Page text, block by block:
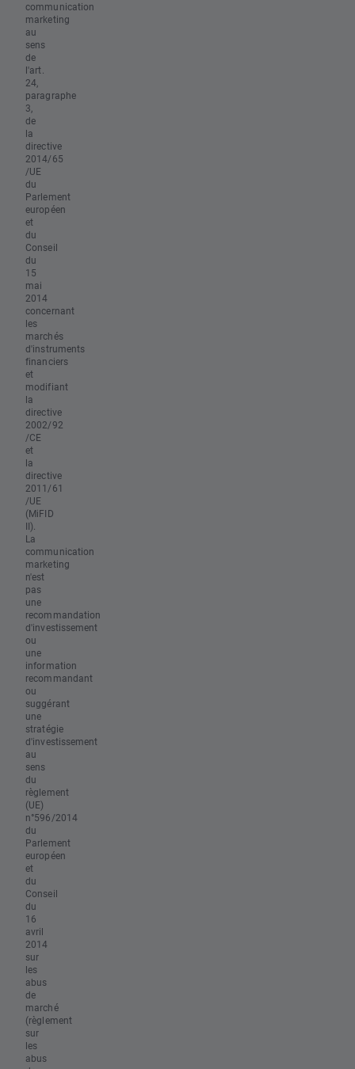
communication
marketing
au
sens
de
l'art.
24,
paragraphe
3,
de
la
directive
2014/65
/UE
du
Parlement
européen
et
du
Conseil
du
15
mai
2014
concernant
les
marchés
d'instruments
financiers
et
modifiant
la
directive
2002/92
/CE
et
la
directive
2011/61
/UE
(MiFID
II).
La
communication
marketing
n'est
pas
une
recommandation
d'investissement
ou
une
information
recommandant
ou
suggérant
une
stratégie
d'investissement
au
sens
du
règlement
(UE)
n°596/2014
du
Parlement
européen
et
du
Conseil
du
16
avril
2014
sur
les
abus
de
marché
(règlement
sur
les
abus